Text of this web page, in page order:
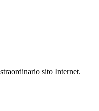
sito Internet.